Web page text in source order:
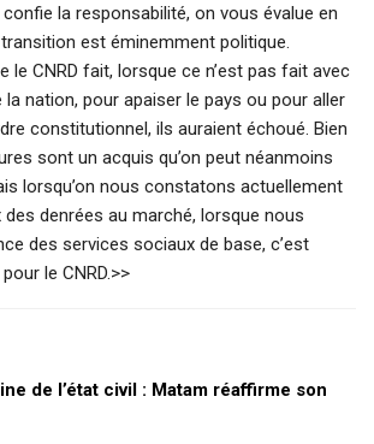
confie la responsabilité, on vous évalue en
est éminemment politique.
le CNRD fait, lorsque ce n’est pas fait avec
nation, pour apaiser le pays ou pour aller
constitutionnel, ils auraient échoué. Bien
sont un acquis qu’on peut néanmoins
lorsqu’on nous constatons actuellement
denrées au marché, lorsque nous
des services sociaux de base, c’est
le CNRD.>>
de l’état civil : Matam réaffirme son